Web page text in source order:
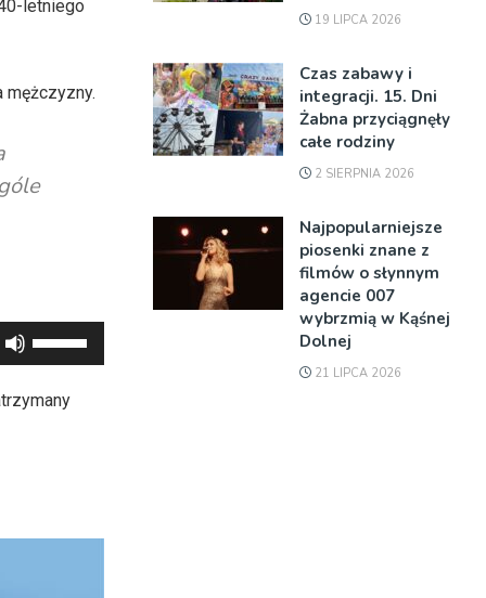
letniego
mężczyzny.
strzałek
19 LIPCA 2026
Czas zabawy i
integracji. 15. Dni
Żabna przyciągnęły
całe rodziny
2 SIERPNIA 2026
Najpopularniejsze
piosenki znane z
filmów o słynnym
agencie 007
wybrzmią w Kąśnej
Dolnej
21 LIPCA 2026